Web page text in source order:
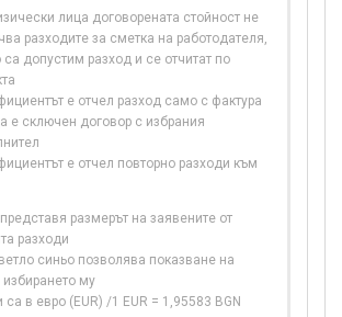
лица договорената стойност не
разходите за сметка на работодателя,
са допустим разход и се отчитат по
е отчел разход само с фактура
е сключен договор с избрания
е отчел повторно разходи към
размерът на заявените от
разходи
синьо позволява показване на
му
в евро (EUR) /1 EUR = 1,95583 BGN